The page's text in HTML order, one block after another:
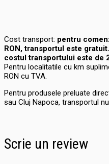
Cost transport: pentru
RON, transportul este
costul transportului este de
Pentru localitatile cu km
RON cu TVA.
Pentru produsele preluate
sau Cluj Napoca, transportul
Scrie un review